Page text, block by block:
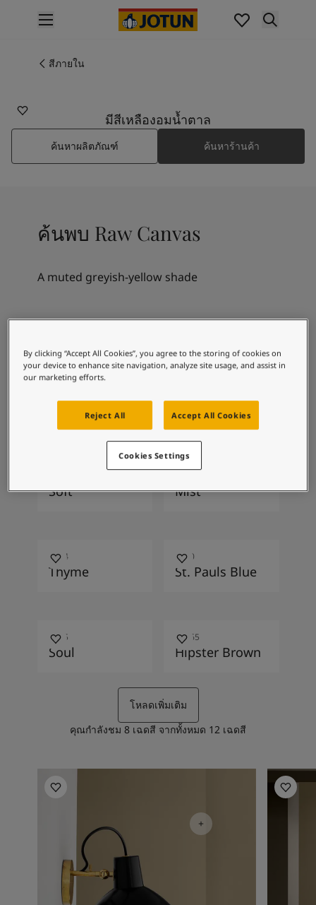
การทาสีภายใน
ไปที่แคตตาล็อกสินค้า
เฉดสี
เฉดสีทาภายใน
สีภายใน
Colour Tools
แรงบันดาลใจสีทาภายใน
บทความแรงบันดาลใจจากโจตันสำหรับบ้านของคุณ
ทาสีบ้านของคุณ
ค้นหาร้านตัวแทนจำหน่าย
เอกสารผลิตภัณฑ์
เอกสารข้อมูลทางเทคนิค
Soulful Spaces - คอลเลกชันสีใหม่ล่าสุดจากโจตัน
สีภายใน
มีสีเหลืองอมน้ำตาล
ค้นหาผลิตภัณฑ์ ค้นหาร้านค้า
ค้นพบ Raw Canvas
A muted greyish-yellow shade
Dusty Green Timeless
Soft Mist
8304
Thyme
5030
St. Pauls Blue
1625
Soul
10965
Hipster Brown
โหลดเพิ่มเติม
คุณกำลังชม 8 เฉดสี จากทั้งหมด 12 เฉดสี
Kitchen
By clicking “Accept All Cookies”, you agree to the storing of cookies on
your device to enhance site navigation, analyze site usage, and assist in
our marketing efforts.
Reject All Accept All Cookies
Cookies Settings